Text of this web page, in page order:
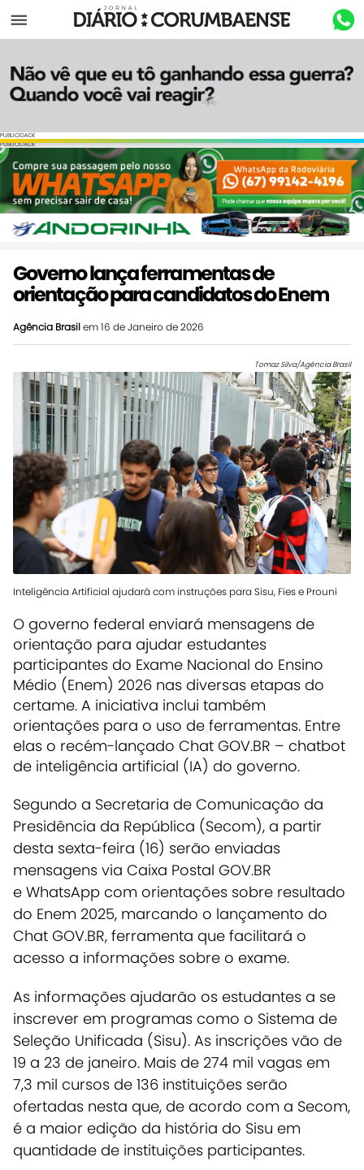
Menu
PUBLICIDADE
PUBLICIDADE
Governo lança ferramentas de
orientação para candidatos do Enem
Agência Brasilem 16 de Janeiro de 2026
Tomaz Silva/Agência Brasil
Inteligência Artificial ajudará com instruções para Sisu, Fies e Prouni
O governo federal enviará mensagens de
orientação para ajudar estudantes
participantes do Exame Nacional do Ensino
Médio (Enem) 2026 nas diversas etapas do
certame. A iniciativa inclui também
orientações para o uso de ferramentas. Entre
elas o recém-lançado Chat GOV.BR – chatbot
de inteligência artificial (IA) do governo.
Segundo a Secretaria de Comunicação da
Presidência da República (Secom), a partir
desta sexta-feira (16) serão enviadas
mensagens via Caixa Postal GOV.BR
e WhatsApp com orientações sobre resultado
do Enem 2025, marcando o lançamento do
Chat GOV.BR, ferramenta que facilitará o
acesso a informações sobre o exame.
As informações ajudarão os estudantes a se
inscrever em programas como o Sistema de
Seleção Unificada (Sisu). As inscrições vão de
19 a 23 de janeiro. Mais de 274 mil vagas em
7,3 mil cursos de 136 instituições serão
ofertadas nesta que, de acordo com a Secom,
é a maior edição da história do Sisu em
quantidade de instituições participantes.